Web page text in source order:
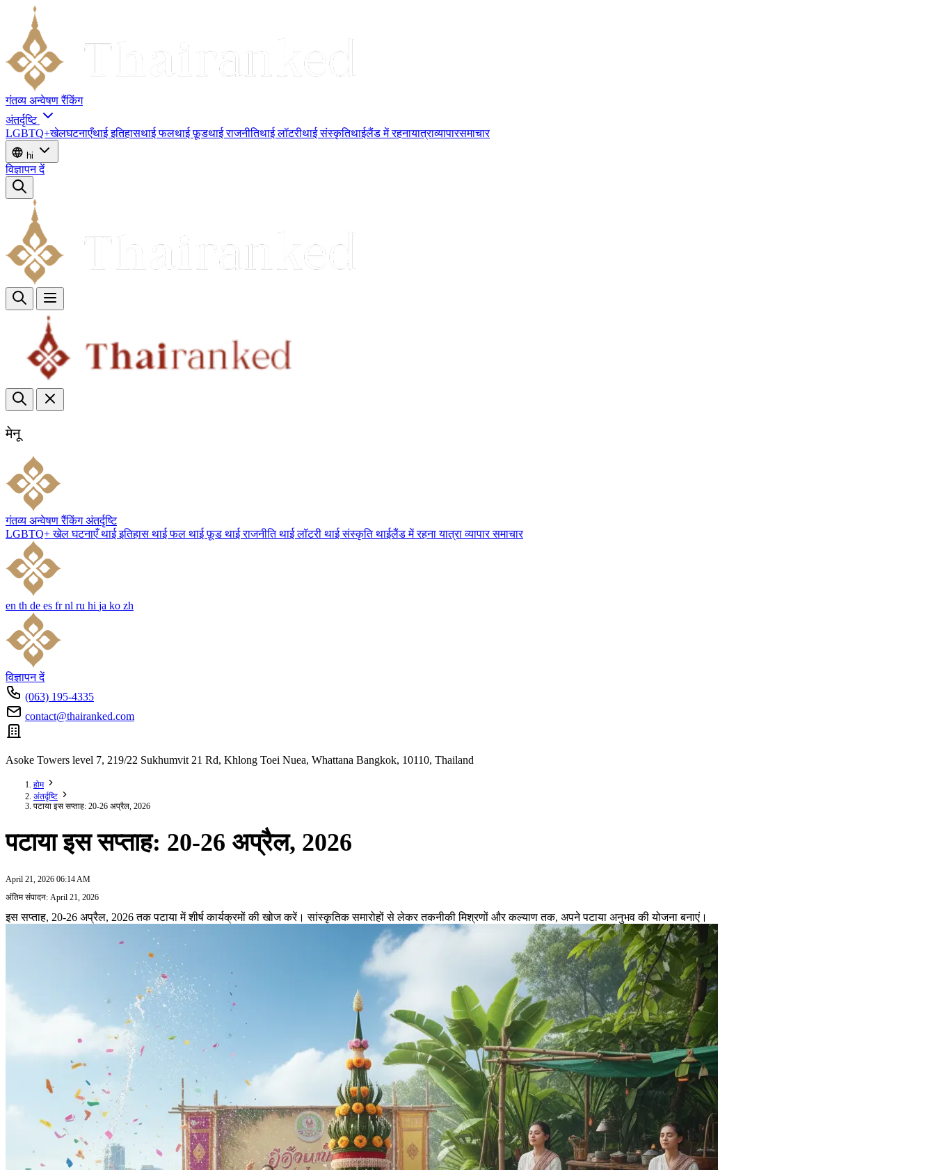
गंतव्य अन्वेषण रैंकिंग
अंतर्दृष्टि
LGBTQ+खेलघटनाएँथाई इतिहासथाई फलथाई फ़ूडथाई राजनीतिथाई लॉटरीथाई संस्कृतिथाईलैंड में रहनायात्राव्यापारसमाचार
hi
विज्ञापन दें
मेनू
गंतव्य अन्वेषण रैंकिंग अंतर्दृष्टि
LGBTQ+ खेल घटनाएँ थाई इतिहास थाई फल थाई फ़ूड थाई राजनीति थाई लॉटरी थाई संस्कृति थाईलैंड में रहना यात्रा व्यापार समाचार
en th de es fr nl ru hi ja ko zh
विज्ञापन दें
(063) 195-4335
contact@thairanked.com
Asoke Towers level 7, 219/22 Sukhumvit 21 Rd, Khlong Toei Nuea, Whattana Bangkok, 10110, Thailand
होम
अंतर्दृष्टि
पटाया इस सप्ताह: 20-26 अप्रैल, 2026
पटाया इस सप्ताह: 20-26 अप्रैल, 2026
April 21, 2026 06:14 AM
अंतिम संपादन: April 21, 2026
इस सप्ताह, 20-26 अप्रैल, 2026 तक पटाया में शीर्ष कार्यक्रमों की खोज करें। सांस्कृतिक समारोहों से लेकर तकनीकी मिश्रणों और कल्याण तक, अपने पटाया अनुभव की योजना बनाएं।